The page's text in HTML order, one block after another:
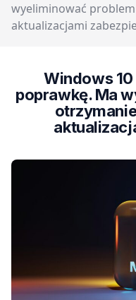
wyeliminować
aktualizacjami
Windows
poprawkę. Ma